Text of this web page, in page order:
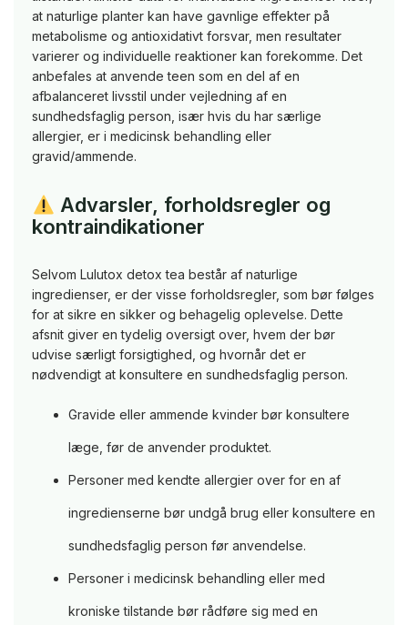
at naturlige planter kan have gavnlige effekter på
metabolisme og antioxidativt forsvar, men resultater
varierer og individuelle reaktioner kan forekomme. Det
anbefales at anvende teen som en del af en
afbalanceret livsstil under vejledning af en
sundhedsfaglig person, især hvis du har særlige
allergier, er i medicinsk behandling eller
gravid/ammende.
Advarsler, forholdsregler og
kontraindikationer
Selvom Lulutox detox tea består af naturlige
ingredienser, er der visse forholdsregler, som bør følges
for at sikre en sikker og behagelig oplevelse. Dette
afsnit giver en tydelig oversigt over, hvem der bør
udvise særligt forsigtighed, og hvornår det er
nødvendigt at konsultere en sundhedsfaglig person.
Gravide eller ammende kvinder bør konsultere
læge, før de anvender produktet.
Personer med kendte allergier over for en af
ingredienserne bør undgå brug eller konsultere en
sundhedsfaglig person før anvendelse.
Personer i medicinsk behandling eller med
kroniske tilstande bør rådføre sig med en